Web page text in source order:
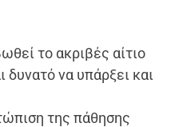
το ακριβές αίτιο
δυνατό να υπάρξει και
της πάθησης